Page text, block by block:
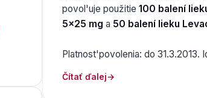
povol'uje použitie 100 balení
5x25 mg a 50 balení lieku
Platnost'povolenia: do
Čítať ďalej